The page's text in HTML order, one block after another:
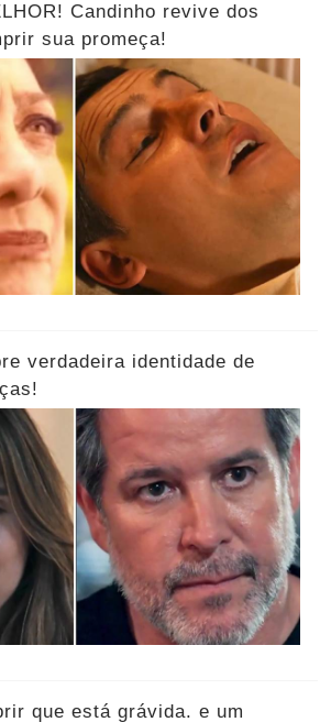
Candinho revive dos
sua promeça!
verdadeira identidade de
que está grávida. e um